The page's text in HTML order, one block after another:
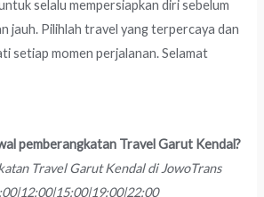
selalu mempersiapkan diri sebelum
jauh. Pilihlah travel yang terpercaya dan
setiap momen perjalanan. Selamat
pemberangkatan Travel Garut Kendal?
Travel Garut Kendal di JowoTrans